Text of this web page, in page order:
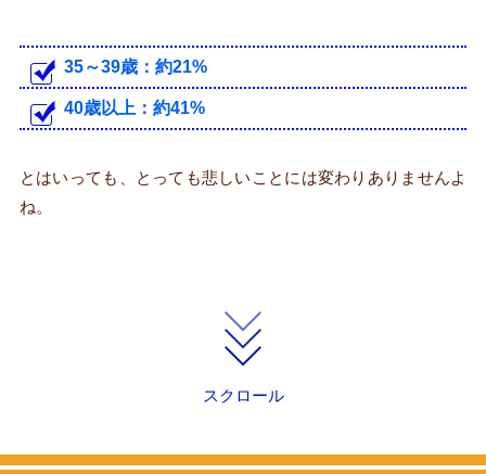
35～39歳：約21%
40歳以上：約41%
とはいっても、とっても悲しいことには変わりありませんよ
ね。
スクロール